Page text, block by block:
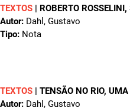
TEXTOS | ROBERTO ROSSELINI,
Autor: Dahl, Gustavo
Tipo: Nota
TEXTOS | TENSÃO NO RIO,
Autor: Dahl, Gustavo